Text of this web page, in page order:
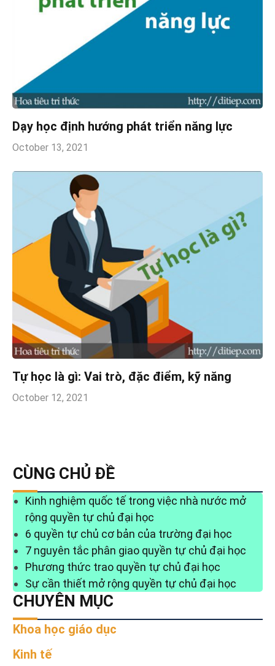
Dạy học định hướng phát triển năng lực
October 13, 2021
Tự học là gì: Vai trò, đặc điểm, kỹ năng
October 12, 2021
CÙNG CHỦ ĐỀ
Kinh nghiệm quốc tế trong việc nhà nước mở
rộng quyền tự chủ đại học
6 quyền tự chủ cơ bản của trường đại học
7 nguyên tắc phân giao quyền tự chủ đại học
Phương thức trao quyền tự chủ đại học
Sự cần thiết mở rộng quyền tự chủ đại học
CHUYÊN MỤC
Khoa học giáo dục
Kinh tế